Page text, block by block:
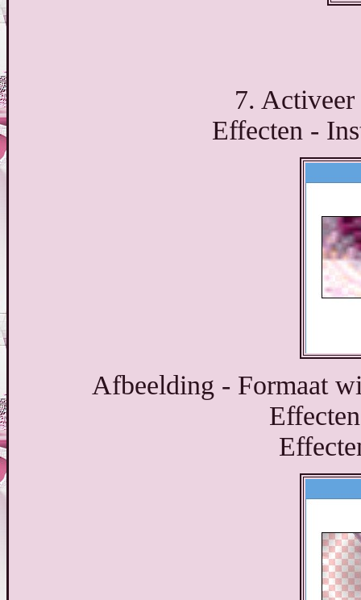
7. Activeer
Effecten -
Afbeelding - Formaat